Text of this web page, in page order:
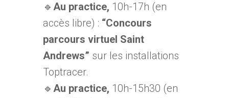
🔹 Au practice, 10h-17h (en
accès libre) : “Concours
parcours virtuel Saint
Andrews” sur les installations
Toptracer.
🔹 Au practice, 10h-15h30 (en